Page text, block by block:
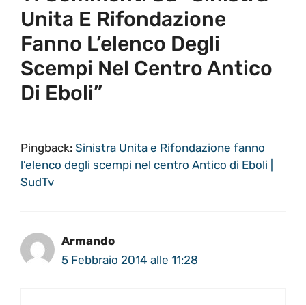
Unita E Rifondazione
Fanno L’elenco Degli
Scempi Nel Centro Antico
Di Eboli”
Pingback: Sinistra Unita e Rifondazione fanno
l’elenco degli scempi nel centro Antico di Eboli |
SudTv
Armando
5 Febbraio 2014 alle 11:28